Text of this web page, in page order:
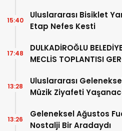
Uluslararası Bisiklet
Etap Nefes Kesti
15:40
DULKADİROĞLU
MECLİS TOPLANTISI
17:48
Uluslararası
Müzik Ziyafeti
13:28
Geleneksel Ağustos
Nostalji Bir Aradaydı
13:26